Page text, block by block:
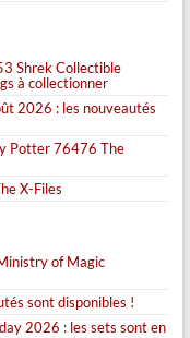
Shrek Collectible
à collectionner
2026 : les nouveautés
Potter 76476 The
X-Files
of Magic
sont disponibles !
2026 : les sets sont en